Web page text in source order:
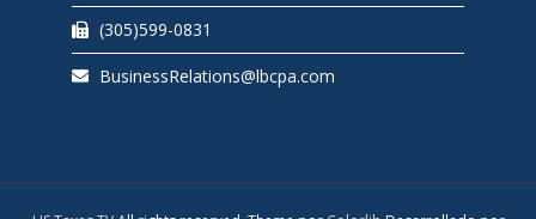
(305)599-0831
BusinessRelations@lbcpa.com